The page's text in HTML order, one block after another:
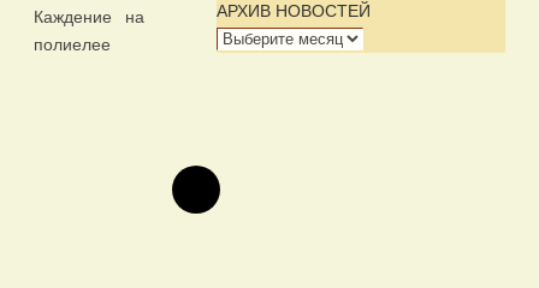
Каждение на
полиелее
АРХИВ НОВОСТЕЙ